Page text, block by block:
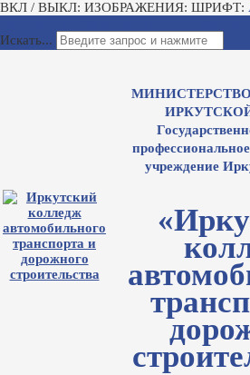
ВКЛ / ВЫКЛ: ИЗОБРАЖЕНИЯ: ШРИФТ:
Искать...
учреждение